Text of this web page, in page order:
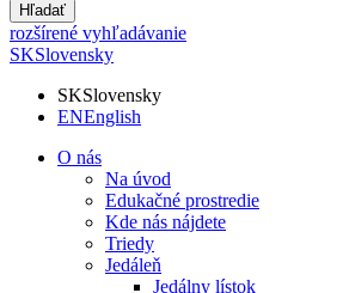
Hľadať
rozšírené vyhľadávanie
SKSlovensky
SKSlovensky
ENEnglish
O nás
Na úvod
Edukačné prostredie
Kde nás nájdete
Triedy
Jedáleň
Jedálny lístok